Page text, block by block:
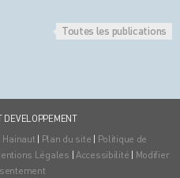
Toutes les publications
Hainaut | Plan du site | Politique de
Légales | Accessibilité | Modifier